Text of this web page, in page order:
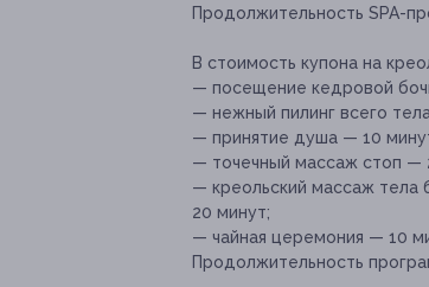
Продолжительность SPA-
В стоимость купона на
— посещение кедровой
— нежный пилинг всего
— принятие душа — 10
— точечный массаж стоп —
— креольский массаж тела
20 минут;
— чайная церемония — 10
Продолжительность